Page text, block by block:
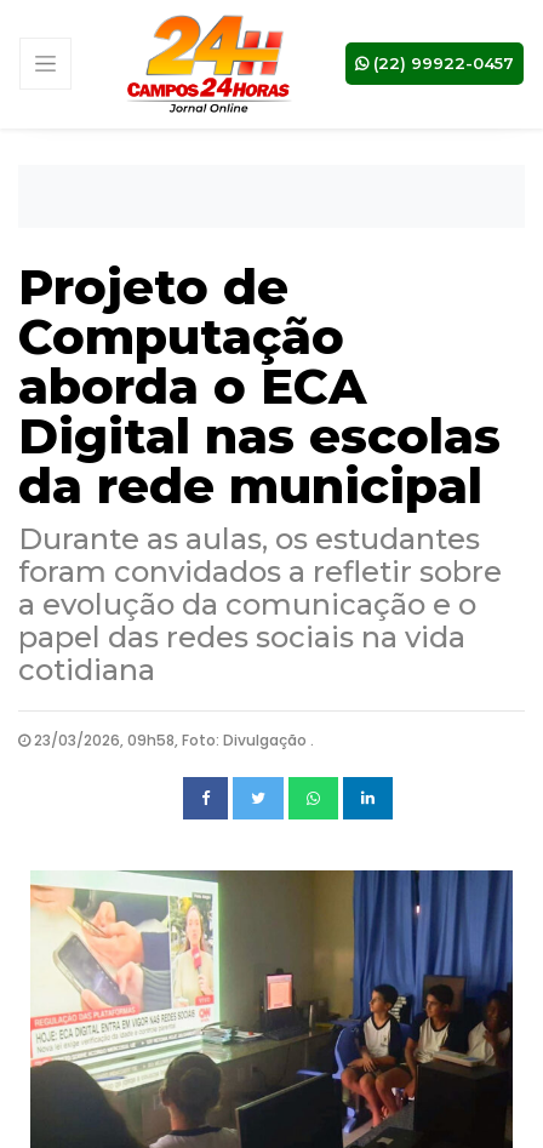
(22) 99922-0457
Projeto de
Computação
aborda o ECA
Digital nas escolas
da rede municipal
Durante as aulas, os estudantes
foram convidados a refletir sobre
a evolução da comunicação e o
papel das redes sociais na vida
cotidiana
23/03/2026, 09h58, Foto: Divulgação .